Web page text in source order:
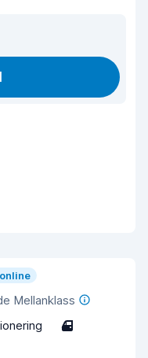
Mellanklass
4